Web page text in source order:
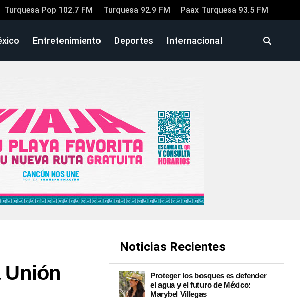
Turquesa Pop 102.7 FM Turquesa 92.9 FM Paax Turquesa 93.5 FM
Entretenimiento Deportes Internacional
Unión
Noticias Recientes
Proteger los bosques es defender
el agua y el futuro de México:
Marybel Villegas